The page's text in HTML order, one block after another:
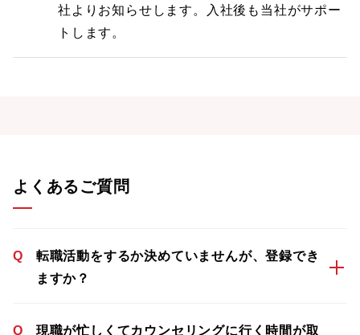
社よりお知らせします。入社後も当社がサポー
トします。
よくあるご質問
Q
転職活動をするか決めていませんが、登録でき
ますか？
Q
現職が忙しくてカウンセリングに行く時間が取